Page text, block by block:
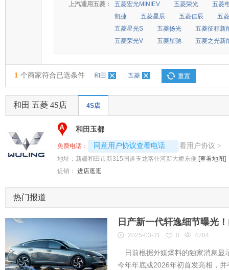
上汽通用五菱： 五菱宏光MINIEV 五菱荣光
五菱
凯捷
五菱星辰 五菱佳辰
五
五菱星光S
五菱扬光
五菱征程新
五菱荣光V
五菱星驰 五菱之光新
1 个商家符合已选条件 和田 五菱 重置
和田 五菱 4S店 4S店
A 和田玉都
免费电话： 同意用户协议查看电话
4008192717-6538 查看用户协议 >
地址： 新疆和田市新315国道玉龙喀什河新大桥东侧 [查看地图]
促销： 进店逛逛
热门报道
日产新一代轩逸细节曝光
2025-03-31 0 4784
日前根据外媒爆料的独家消息显
今年年底或2026年初首发亮相，